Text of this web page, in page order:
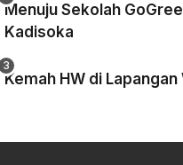
Menuju Sekolah
Kadisoka
Kemah HW di Lapangan